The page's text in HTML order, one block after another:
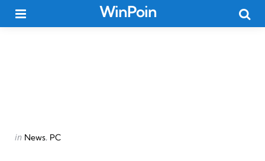
WinPoin
Categories
Posted
in News PC